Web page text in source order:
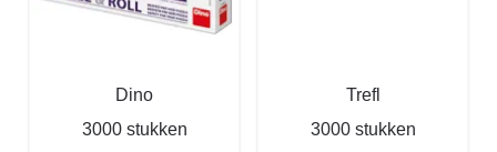
Dino
3000 stukken
Trefl
3000 stukken